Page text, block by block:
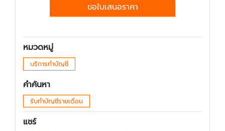
ขอใบเสนอราคา
หมวดหมู่
บริการทำบัญชี
คำค้นหา
รับทำบัญชีรายเดือน
แชร์